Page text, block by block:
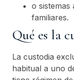
o sistemas
familiares.
Qué es la
La custodia
habitual a uno